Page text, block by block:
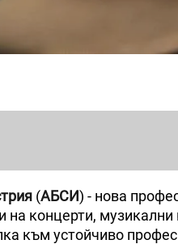
(АБСИ) - нова
концерти,
към устойчиво